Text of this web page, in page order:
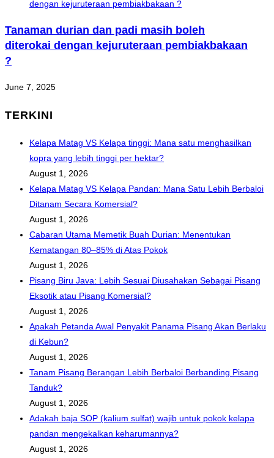
Tanaman durian dan padi masih boleh
diterokai dengan kejuruteraan pembiakbakaan
?
June 7, 2025
TERKINI
Kelapa Matag VS Kelapa tinggi: Mana satu menghasilkan
kopra yang lebih tinggi per hektar?
August 1, 2026
Kelapa Matag VS Kelapa Pandan: Mana Satu Lebih Berbaloi
Ditanam Secara Komersial?
August 1, 2026
Cabaran Utama Memetik Buah Durian: Menentukan
Kematangan 80–85% di Atas Pokok
August 1, 2026
Pisang Biru Java: Lebih Sesuai Diusahakan Sebagai Pisang
Eksotik atau Pisang Komersial?
August 1, 2026
Apakah Petanda Awal Penyakit Panama Pisang Akan Berlaku
di Kebun?
August 1, 2026
Tanam Pisang Berangan Lebih Berbaloi Berbanding Pisang
Tanduk?
August 1, 2026
Adakah baja SOP (kalium sulfat) wajib untuk pokok kelapa
pandan mengekalkan keharumannya?
August 1, 2026